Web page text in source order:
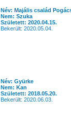
Név: Majális család
Nem: Szuka
Született: 2020.04.15.
Bekerült: 2020.05.04.
Név: Gyürke
Nem: Kan
Született: 2018.05.20.
Bekerült: 2020.06.03.